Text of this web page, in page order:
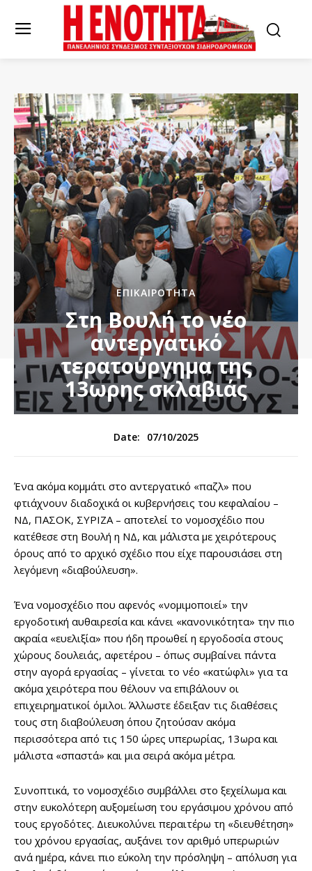
ΕΠΙΚΑΙΡΌΤΗΤΑ
Στη Βουλή το νέο
αντεργατικό
τερατούργημα της
13ωρης σκλαβιάς
Date: 07/10/2025
Ένα ακόμα κομμάτι στο αντεργατικό «παζλ» που
φτιάχνουν διαδοχικά οι κυβερνήσεις του κεφαλαίου –
ΝΔ, ΠΑΣΟΚ, ΣΥΡΙΖΑ – αποτελεί το νομοσχέδιο που
κατέθεσε στη Βουλή η ΝΔ, και μάλιστα με χειρότερους
όρους από το αρχικό σχέδιο που είχε παρουσιάσει στη
λεγόμενη «διαβούλευση».
Ένα νομοσχέδιο που αφενός «νομιμοποιεί» την
εργοδοτική αυθαιρεσία και κάνει «κανονικότητα» την πιο
ακραία «ευελιξία» που ήδη προωθεί η εργοδοσία στους
χώρους δουλειάς, αφετέρου – όπως συμβαίνει πάντα
στην αγορά εργασίας – γίνεται το νέο «κατώφλι» για τα
ακόμα χειρότερα που θέλουν να επιβάλουν οι
επιχειρηματικοί όμιλοι. Άλλωστε έδειξαν τις διαθέσεις
τους στη διαβούλευση όπου ζητούσαν ακόμα
περισσότερα από τις 150 ώρες υπερωρίας, 13ωρα και
μάλιστα «σπαστά» και μια σειρά ακόμα μέτρα.
Συνοπτικά, το νομοσχέδιο συμβάλλει στο ξεχείλωμα και
στην ευκολότερη αυξομείωση του εργάσιμου χρόνου από
τους εργοδότες. Διευκολύνει περαιτέρω τη «διευθέτηση»
του χρόνου εργασίας, αυξάνει τον αριθμό υπερωριών
ανά ημέρα, κάνει πιο εύκολη την πρόσληψη – απόλυση για